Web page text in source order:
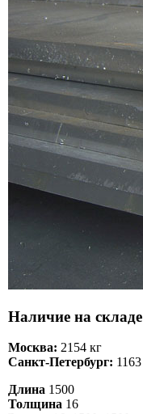
Наличие на
Москва: 2154 кг
Санкт-Петербург:
Длина 1500
Толщина 16